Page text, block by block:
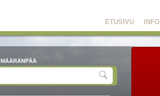
INFO
ETUSIVU
MÄÄRÄNPÄÄ